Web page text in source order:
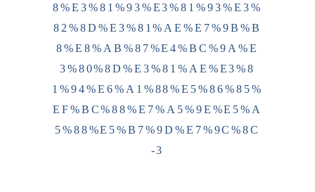
8%E3%81%93%E3%81%93%E3%
82%8D%E3%81%AE%E7%9B%B
8%E8%AB%87%E4%BC%9A%E
3%80%8D%E3%81%AE%E3%8
1%94%E6%A1%88%E5%86%85%
EF%BC%88%E7%A5%9E%E5%A
5%88%E5%B7%9D%E7%9C%8C
-3